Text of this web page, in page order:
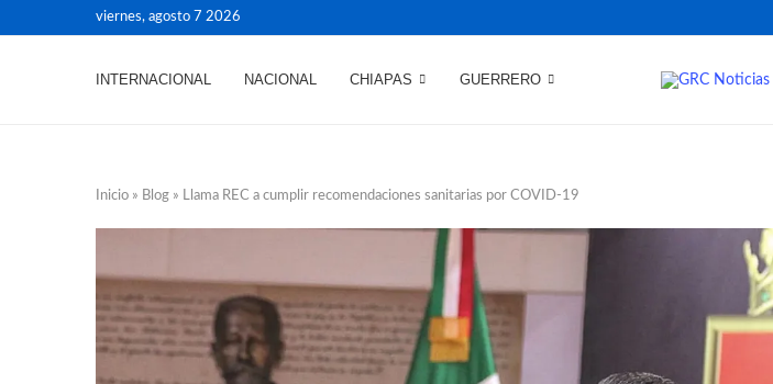
viernes, agosto 7 2026
INTERNACIONAL NACIONAL CHIAPAS GUERRERO
Inicio » Blog » Llama REC a cumplir recomendaciones sanitarias por COVID-19